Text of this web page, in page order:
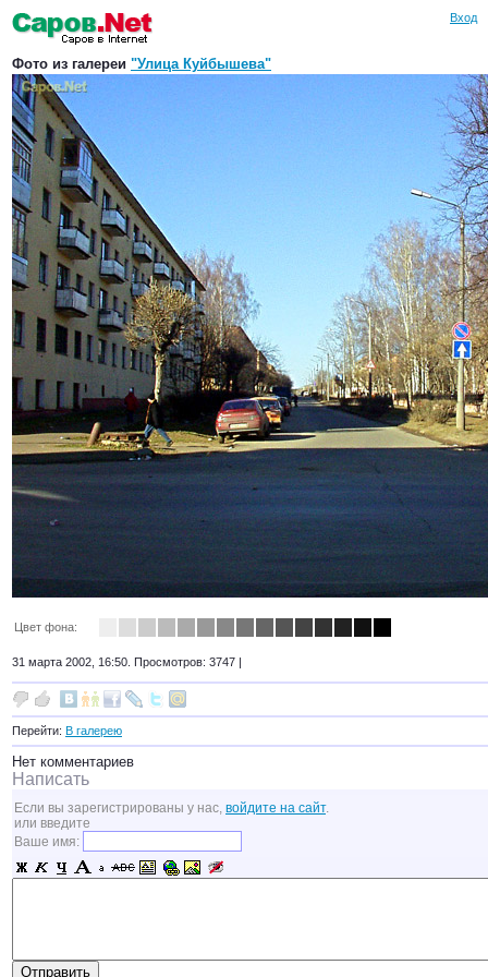
Вход
Фото из галереи "Улица Куйбышева"
Цвет фона:
31 марта 2002, 16:50. Просмотров: 3747 |
Перейти: В галерею
Нет комментариев
Написать
Если вы зарегистрированы у нас, войдите на сайт.
или введите
Ваше имя: